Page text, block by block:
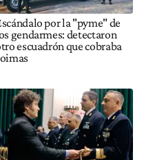
por la "pyme" de
gendarmes: detectaron
escuadrón que cobraba